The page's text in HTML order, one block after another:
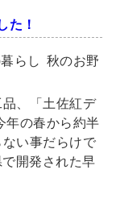
た！
らし 秋のお野
、「土佐紅デ
年の春から約半
い事だらけで
開発された早